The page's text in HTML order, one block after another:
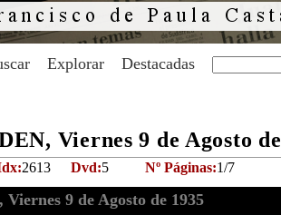
Explorar Destacadas
Viernes 9 de Agosto
2613 Dvd:5 Nº Páginas:1/7
9 de Agosto de 1935